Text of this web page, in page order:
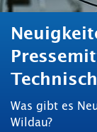
Was gibt es
Wildau?